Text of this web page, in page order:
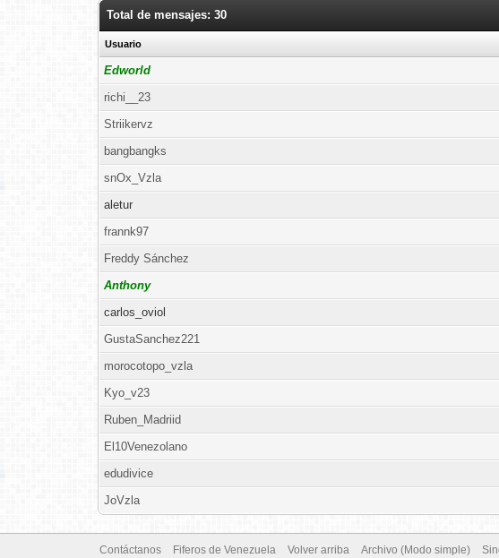
Total de mensajes: 30
Usuario
Edworld
richi__23
Striikervz
bangbangks
snOx_Vzla
aletur
frannk97
Freddy Sánchez
Anthony
carlos_oviol
GustaSanchez221
morocotopo_vzla
Kyo_v23
Ruben_Madriid
El10Venezolano
edudivice
JoVzla
Contáctanos Fiferos de Venezuela Volver arriba Archivo (Modo simple)